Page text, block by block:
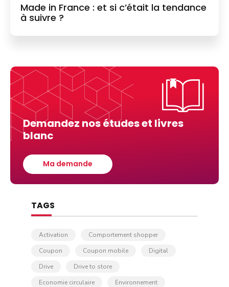
Made in France : et si c’était la tendance
à suivre ?
Demandez nos études et livres
blanc
Ma demande
TAGS
Activation
Comportement shopper
Coupon
Coupon mobile
Digital
Drive
Drive to store
Economie circulaire
Environnement